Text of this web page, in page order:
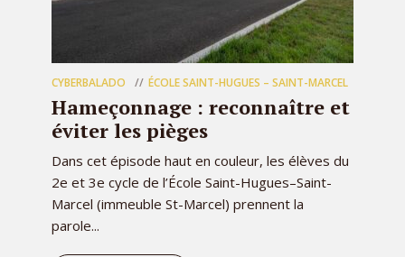
CYBERBALADO ÉCOLE SAINT-HUGUES – SAINT-MARCEL
Hameçonnage : reconnaître et
éviter les pièges
Dans cet épisode haut en couleur, les élèves du
2e et 3e cycle de l’École Saint-Hugues–Saint-
Marcel (immeuble St-Marcel) prennent la
parole...